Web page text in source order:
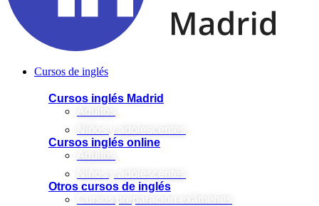
Cursos de inglés
Cursos inglés Madrid
Adultos
Niños y adolescentes
Cursos inglés online
Adultos
Niños y adolescentes
Otros cursos de inglés
Cursos preparación exámenes